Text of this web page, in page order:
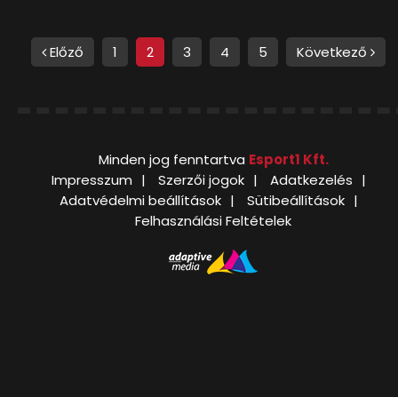
Előző 1 2 3 4 5 Következő
Minden jog fenntartva Esport1 Kft.
Impresszum
Szerzői jogok
Adatkezelés
Adatvédelmi beállítások
Sütibeállítások
Felhasználási Feltételek